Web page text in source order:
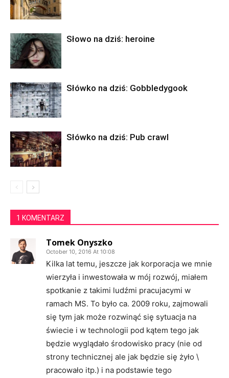
Słowo na dziś: heroine
Słówko na dziś: Gobbledygook
Słówko na dziś: Pub crawl
1 KOMENTARZ
Tomek Onyszko
October 10, 2016 At 10:08
Kilka lat temu, jeszcze jak korporacja we mnie
wierzyła i inwestowała w mój rozwój, miałem
spotkanie z takimi ludźmi pracujacymi w
ramach MS. To było ca. 2009 roku, zajmowali
się tym jak może rozwinąć się sytuacja na
świecie i w technologii pod kątem tego jak
będzie wyglądało środowisko pracy (nie od
strony technicznej ale jak będzie się żyło \
pracowało itp.) i na podstawie tego